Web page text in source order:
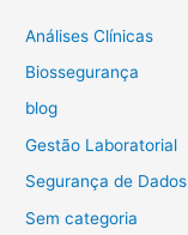
Análises Clínicas
Biossegurança
blog
Gestão Laboratorial
Segurança de Dados
Sem categoria